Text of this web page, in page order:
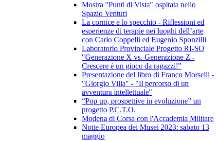
Mostra "Punti di Vista" ospitata nello
Spazio Venturi
La cornice e lo specchio - Riflessioni ed
esperienze di terapie nei luoghi dell’arte
con Carlo Coppelli ed Eugenio Sponzilli
Laboratorio Provinciale Progetto RI-SO
"Generazione X vs. Generazione Z -
Crescere è un gioco da ragazzi!"
Presentazione del libro di Franco Morselli -
"Giorgio Villa" - "Il percorso di un
avventura intellettuale"
“Pop up, prospettive in evoluzione” un
progetto P.C.T.O.
Modena di Corsa con l'Accademia Militare
Notte Europea dei Musei 2023: sabato 13
maggio